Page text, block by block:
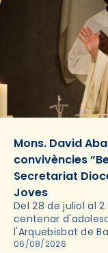
Mons. David
convivències
Secretariat
Joves
Del 28 de juliol al
centenar
l'Arquebisbat de
les convivències
06/08/2026